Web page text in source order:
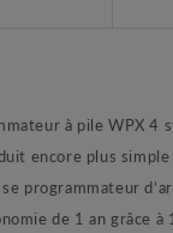
à pile WPX 4
encore plus
programmateur
de 1 an grâce à